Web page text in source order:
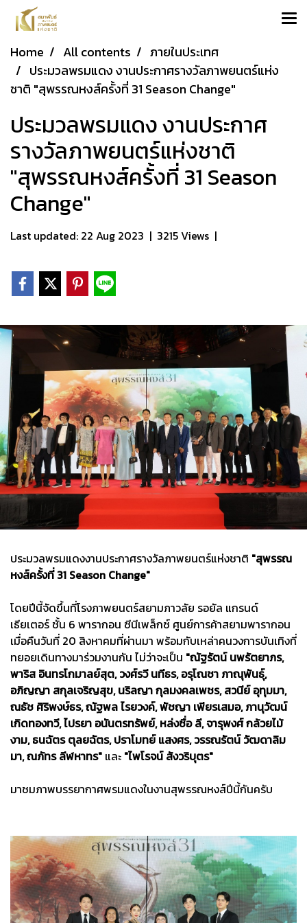
Home All contents
ภายในประเทศ
ประมวลพรมแดง งานประกาศรางวัลภาพยนตร์แห่ง
ชาติ "สุพรรณหงส์ครั้งที่ 31 Season Change"
ประมวลพรมแดง งานประกาศ
รางวัลภาพยนตร์แห่งชาติ
"สุพรรณหงส์ครั้งที่ 31 Season
Change"
Last updated: 22 Aug 2023 | 3215 Views |
ประมวลพรมแดงงานประกาศรางวัลภาพยนตร์แห่งชาติ "สุพรรณ
หงส์ครั้งที่ 31 Season Change"
โดยปีนี้จัดขึ้นที่โรงภาพยนตร์สยามภาวลัย รอยัล แกรนด์
เธียเตอร์ ชั้น 6 พารากอน ซีนีเพล็กซ์ ศูนย์การค้าสยามพารากอน
เมื่อคืนวันที่ 20 สิงหาคมที่ผ่านมา พร้อมกับเหล่าคนวงการบันเทิงที่
ทยอยเดินทางมาร่วมงานกัน ไม่ว่าจะเป็น "ณัฐรัตน์ นพรัตยาภร,
พาริส อินทรโกมาลย์สุต, วงศ์รวี นทีธร, อรุโณชา ภาณุพันธุ์,
อภิญญา สกุลเจริญสุข, นริลญา กุลมงคลเพชร, สวนีย์ อุทุมมา,
ณธัช ศิริพงษ์ธร, ณัฐพล ไรยวงค์, พัชญา เพียรเสมอ, ภานุวัฒน์
เกิดทองทวี, ไปรยา อนันตรทรัพย์, หล่งซื่อ ลี, จารุพงศ์ กล้วยไม้
งาม, ธนฉัตร ตุลยฉัตร, ปราโมทย์ แสงศร, วรรณรัตน์ วัฒดาลิม
มา, ณภัทร ลีฬหาทร" และ "ไพโรจน์ สังวริบุตร"
มาชมภาพบรรยากาศพรมแดงในงานสุพรรณหงส์ปีนี้กันครับ